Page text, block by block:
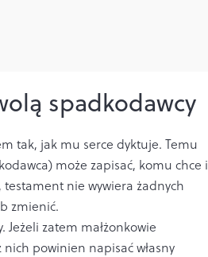
spadkodawcy
tak, jak mu serce dyktuje. Temu
może zapisać, komu chce i
testament nie wywiera żadnych
zmienić.
zatem małżonkowie
powinien napisać własny